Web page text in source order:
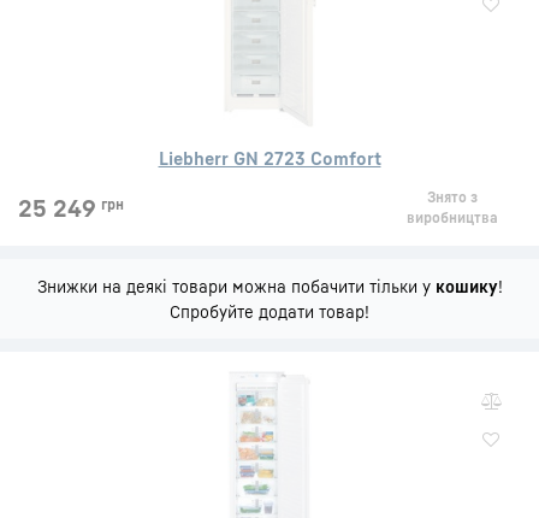
Liebherr GN 2723 Comfort
25 249 грн
Знято з
виробництва
Знижки на деякі товари можна побачити тільки у кошику!
Спробуйте додати товар!